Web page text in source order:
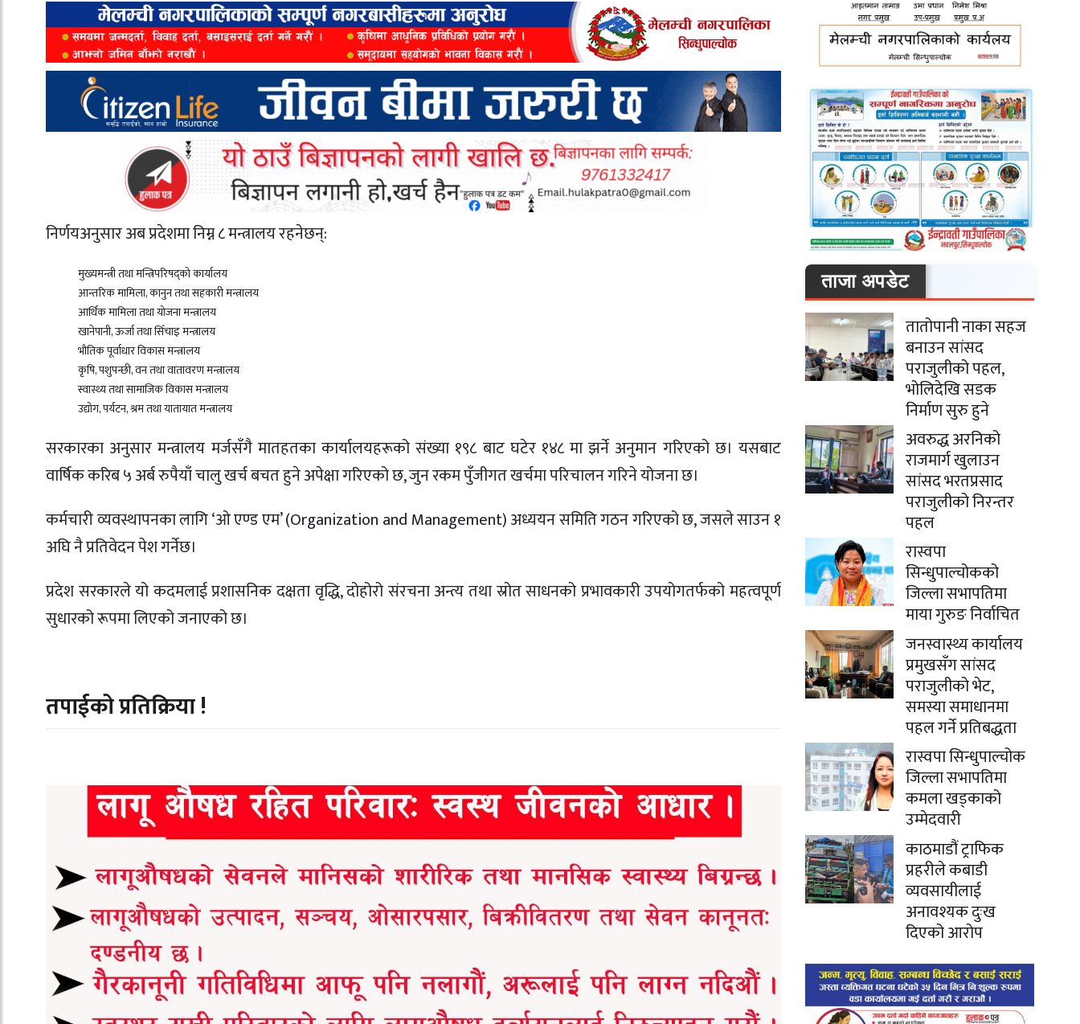
निर्णयअनुसार अब प्रदेशमा निम्न ८ मन्त्रालय रहनेछन्:
मुख्यमन्त्री तथा मन्त्रिपरिषद्को कार्यालय
आन्तरिक मामिला, कानुन तथा सहकारी मन्त्रालय
आर्थिक मामिला तथा योजना मन्त्रालय
खानेपानी, ऊर्जा तथा सिँचाइ मन्त्रालय
भौतिक पूर्वाधार विकास मन्त्रालय
कृषि, पशुपन्छी, वन तथा वातावरण मन्त्रालय
स्वास्थ्य तथा सामाजिक विकास मन्त्रालय
उद्योग, पर्यटन, श्रम तथा यातायात मन्त्रालय
सरकारका अनुसार मन्त्रालय मर्जसँगै मातहतका कार्यालयहरूको संख्या १९८ बाट घटेर १४८ मा झर्ने अनुमान गरिएको छ। यसबाट
वार्षिक करिब ५ अर्ब रुपैयाँ चालु खर्च बचत हुने अपेक्षा गरिएको छ, जुन रकम पुँजीगत खर्चमा परिचालन गरिने योजना छ।
कर्मचारी व्यवस्थापनका लागि ‘ओ एण्ड एम’ (Organization and Management) अध्ययन समिति गठन गरिएको छ, जसले साउन १
अघि नै प्रतिवेदन पेश गर्नेछ।
प्रदेश सरकारले यो कदमलाई प्रशासनिक दक्षता वृद्धि, दोहोरो संरचना अन्त्य तथा स्रोत साधनको प्रभावकारी उपयोगतर्फको महत्वपूर्ण
सुधारको रूपमा लिएको जनाएको छ।
तपाईको प्रतिक्रिया !
ताजा अपडेट
तातोपानी नाका सहज
बनाउन सांसद
पराजुलीको पहल,
भोलिदेखि सडक
निर्माण सुरु हुने
अवरुद्ध अरनिको
राजमार्ग खुलाउन
सांसद भरतप्रसाद
पराजुलीको निरन्तर
पहल
रास्वपा
सिन्धुपाल्चोकको
जिल्ला सभापतिमा
माया गुरुङ निर्वाचित
जनस्वास्थ्य कार्यालय
प्रमुखसँग सांसद
पराजुलीको भेट,
समस्या समाधानमा
पहल गर्ने प्रतिबद्धता
रास्वपा सिन्धुपाल्चोक
जिल्ला सभापतिमा
कमला खड्काको
उम्मेदवारी
काठमाडौं ट्राफिक
प्रहरीले कबाडी
व्यवसायीलाई
अनावश्यक दुःख
दिएको आरोप